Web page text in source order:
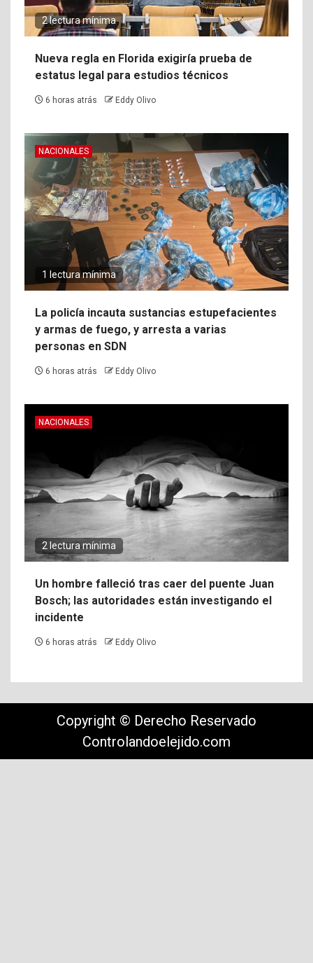
2 lectura mínima
Nueva regla en Florida exigiría prueba de
estatus legal para estudios técnicos
6 horas atrás Eddy Olivo
NACIONALES
1 lectura mínima
La policía incauta sustancias estupefacientes
y armas de fuego, y arresta a varias
personas en SDN
6 horas atrás Eddy Olivo
NACIONALES
2 lectura mínima
Un hombre falleció tras caer del puente Juan
Bosch; las autoridades están investigando el
incidente
6 horas atrás Eddy Olivo
Copyright © Derecho Reservado
Controlandoelejido.com